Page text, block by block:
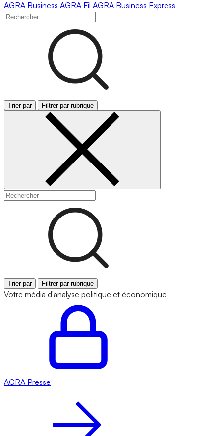
AGRA Business AGRA Fil AGRA Business Express
Trier par Filtrer par rubrique
Trier par Filtrer par rubrique
Votre média d'analyse politique et économique
AGRA Presse